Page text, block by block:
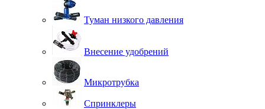
Туман низкого давления
Внесение удобрений
Микротрубка
Спринклеры